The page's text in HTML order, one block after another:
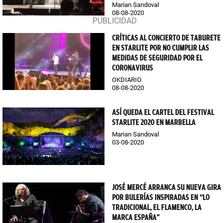
Marian Sandoval
08-08-2020
CRÍTICAS AL CONCIERTO DE TABURETE
EN STARLITE POR NO CUMPLIR LAS
MEDIDAS DE SEGURIDAD POR EL
CORONAVIRUS
OKDIARIO
08-08-2020
ASÍ QUEDA EL CARTEL DEL FESTIVAL
STARLITE 2020 EN MARBELLA
Marian Sandoval
03-08-2020
JOSÉ MERCÉ ARRANCA SU NUEVA GIRA
POR BULERÍAS INSPIRADAS EN “LO
TRADICIONAL, EL FLAMENCO, LA
MARCA ESPAÑA”